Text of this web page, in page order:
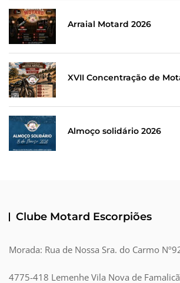
Arraial Motard 2026
XVII Concentração de
Almoço solidário 2026
Clube Motard Escorpiões
Morada: Rua de Nossa Sra. do Carmo
4775-418 Lemenhe Vila Nova de